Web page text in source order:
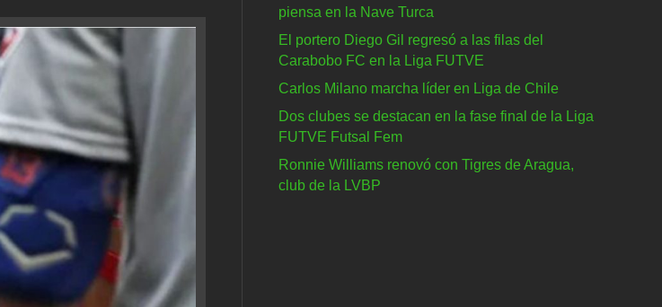
piensa en la Nave Turca
El portero Diego Gil regresó a las filas del
Carabobo FC en la Liga FUTVE
Carlos Milano marcha líder en Liga de Chile
Dos clubes se destacan en la fase final de la Liga
FUTVE Futsal Fem
Ronnie Williams renovó con Tigres de Aragua,
club de la LVBP